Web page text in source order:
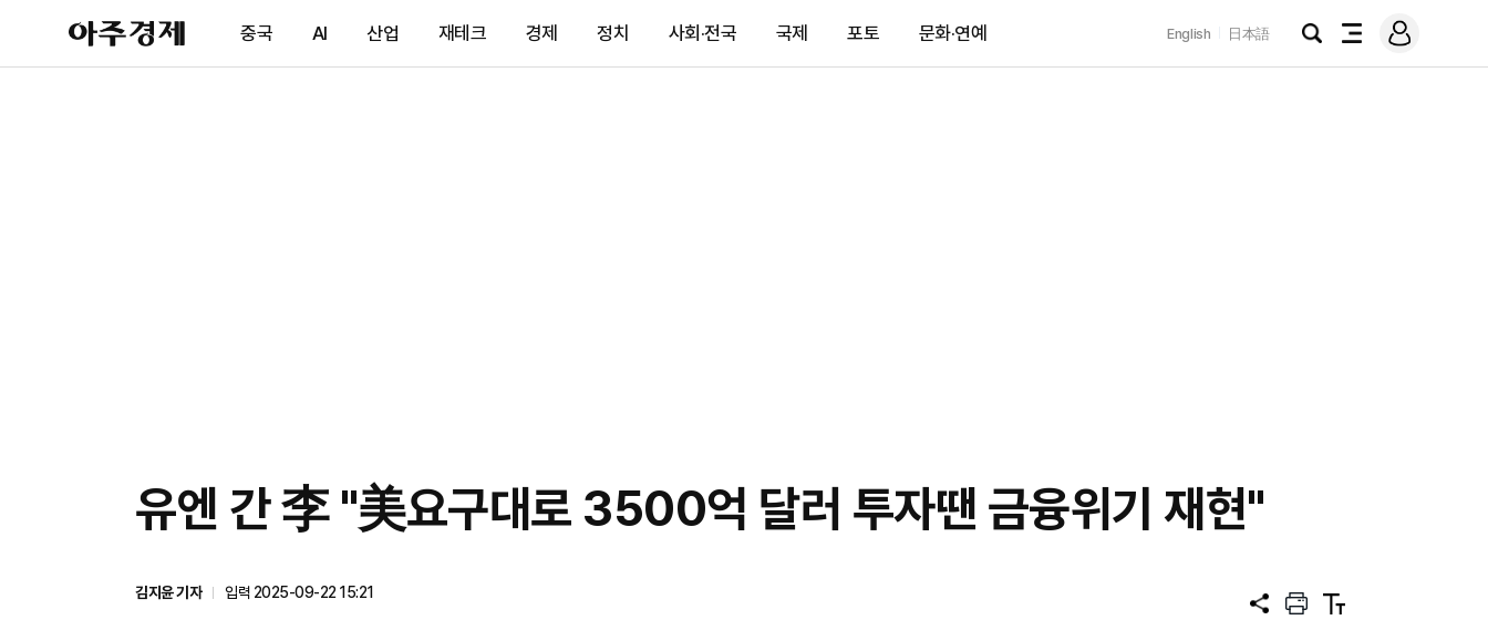
아
주
제
중국 AI 산업 재테크 경제 정치 사회·전국 국제 포토 문화·연예 English 日本語
검
전
메
그
유엔 간 李 "美요구대로 3500억 달러 투자땐 금융위기 재현"
김지윤 기자
입력 2025-09-22 15:21
공
프
텍